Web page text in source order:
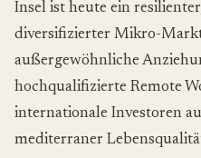
Insel ist heute ein
diversifizierter Mikro-
außergewöhnliche
hochqualifizierte Remote
internationale Investoren
mediterraner